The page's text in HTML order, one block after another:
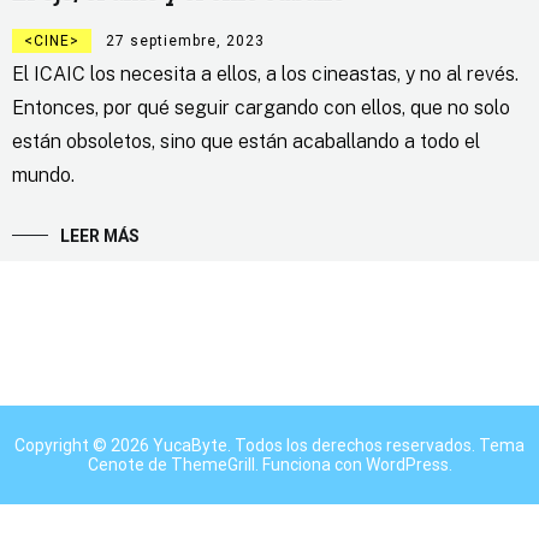
CINE 27 septiembre, 2023
El ICAIC los necesita a ellos, a los cineastas, y no al revés.
Entonces, por qué seguir cargando con ellos, que no solo
están obsoletos, sino que están acaballando a todo el
mundo.
LEER MÁS
Copyright © 2026 YucaByte . Todos los derechos reservados. Tema
Cenote de ThemeGrill. Funciona con WordPress